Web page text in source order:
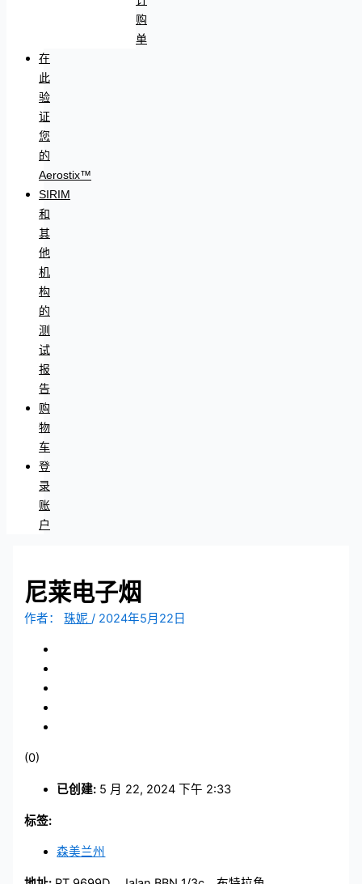
购
单
在
此
验
证
您
的
Aerostix™
SIRIM
和
其
他
机
构
的
测
试
报
告
购
物
车
登
录
账
户
尼莱电子烟
作者： 珠妮/ 2024年5月22日
(0)
已创建: 5 月 22, 2024 下午 2:33
标签:
森美兰州